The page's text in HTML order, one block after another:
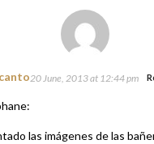
20 June, 2013 at 12:44 pm
las imágenes de las